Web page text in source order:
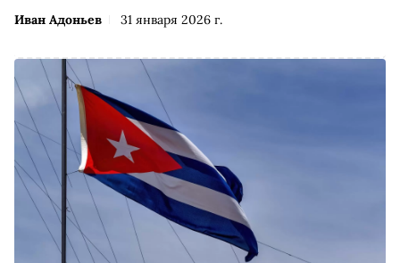
Иван Адоньев 31 января 2026 г.